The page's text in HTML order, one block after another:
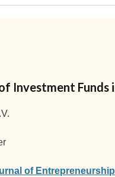
Investment
of Entrepreneurship